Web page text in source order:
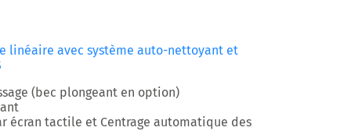
linéaire avec système auto-nettoyant et
(bec plongeant en option)
écran tactile et Centrage automatique des